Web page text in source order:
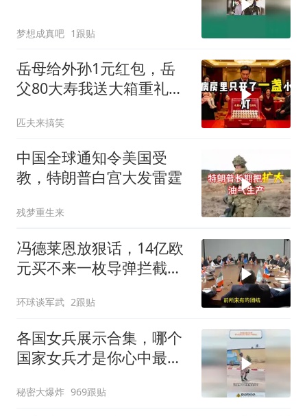
梦想成真吧 1跟贴
岳母给外孙1元红包，岳
父80大寿我送大箱重礼，
匹夫来搞笑
中国全球通知令美国受
教，特朗普白宫大发雷霆
残梦重生来
冯德莱恩放狠话，14亿欧
元买不来一枚导弹拦截！
环球谈军武 2跟贴
各国女兵展示合集，哪个
国家女兵才是你心中最飒
秘密大爆炸 969跟贴